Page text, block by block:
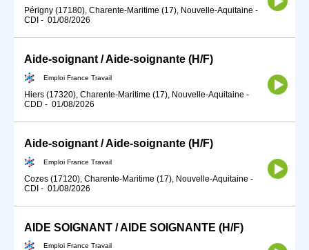
Périgny (17180), Charente-Maritime (17), Nouvelle-Aquitaine -
CDI - 01/08/2026
Aide-soignant / Aide-soignante (H/F)
Emploi France Travail
Hiers (17320), Charente-Maritime (17), Nouvelle-Aquitaine -
CDD - 01/08/2026
Aide-soignant / Aide-soignante (H/F)
Emploi France Travail
Cozes (17120), Charente-Maritime (17), Nouvelle-Aquitaine -
CDI - 01/08/2026
AIDE SOIGNANT / AIDE SOIGNANTE (H/F)
Emploi France Travail